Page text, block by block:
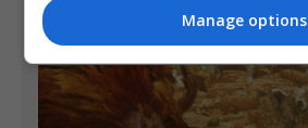
Manage options